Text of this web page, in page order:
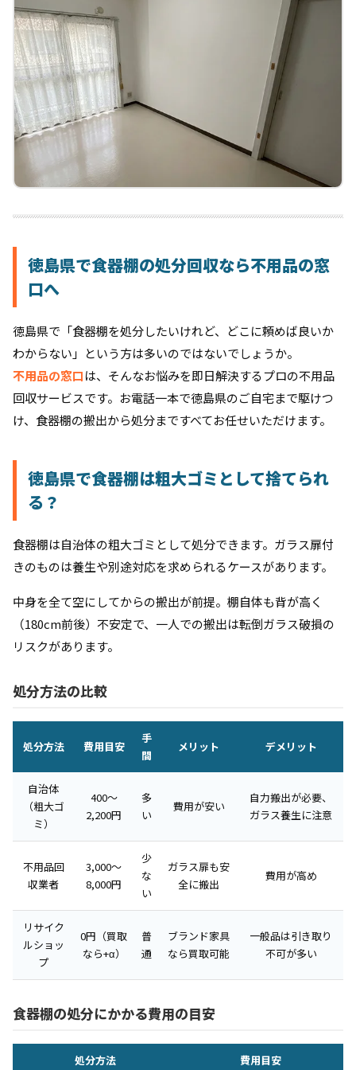
徳島県で食器棚の処分回収なら不用品の窓
口へ
徳島県で「食器棚を処分したいけれど、どこに頼めば良いか
わからない」という方は多いのではないでしょうか。
不用品の窓口は、そんなお悩みを即日解決するプロの不用品
回収サービスです。お電話一本で徳島県のご自宅まで駆けつ
け、食器棚の搬出から処分まですべてお任せいただけます。
徳島県で食器棚は粗大ゴミとして捨てられ
る？
食器棚は自治体の粗大ゴミとして処分できます。ガラス扉付
きのものは養生や別途対応を求められるケースがあります。
中身を全て空にしてからの搬出が前提。棚自体も背が高く
（180cm前後）不安定で、一人での搬出は転倒ガラス破損の
リスクがあります。
処分方法の比較
処分方法 費用目安
手
間
メリット デメリット
自治体
（粗大ゴ
ミ）
400〜
2,200円
多
い
費用が安い
自力搬出が必要、
ガラス養生に注意
不用品回
収業者
3,000〜
8,000円
少
な
い
ガラス扉も安
全に搬出
費用が高め
リサイク
ルショッ
プ
0円（買取
なら+α）
普
通
ブランド家具
なら買取可能
一般品は引き取り
不可が多い
食器棚の処分にかかる費用の目安
処分方法 費用目安